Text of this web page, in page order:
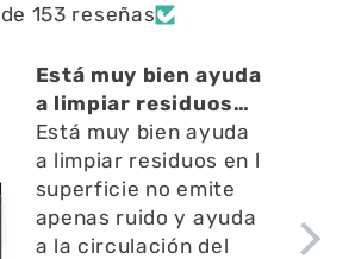
de 153 reseñas
Está muy bien ayuda
a limpiar residuos
en l
Está muy bien ayuda
a limpiar residuos en l
superficie no emite
apenas ruido y ayuda
a la circulación del